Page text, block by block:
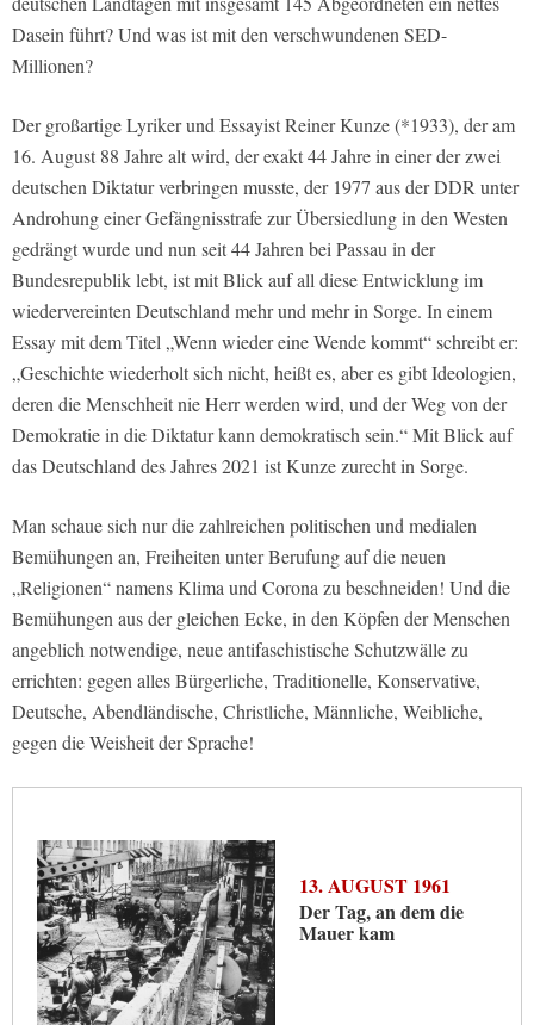
Dasein führt? Und was ist mit den verschwundenen SED-
Millionen?
Der großartige Lyriker und Essayist Reiner Kunze (*1933), der am
16. August 88 Jahre alt wird, der exakt 44 Jahre in einer der zwei
deutschen Diktatur verbringen musste, der 1977 aus der DDR unter
Androhung einer Gefängnisstrafe zur Übersiedlung in den Westen
gedrängt wurde und nun seit 44 Jahren bei Passau in der
Bundesrepublik lebt, ist mit Blick auf all diese Entwicklung im
wiedervereinten Deutschland mehr und mehr in Sorge. In einem
Essay mit dem Titel „Wenn wieder eine Wende kommt“ schreibt er:
„Geschichte wiederholt sich nicht, heißt es, aber es gibt Ideologien,
deren die Menschheit nie Herr werden wird, und der Weg von der
Demokratie in die Diktatur kann demokratisch sein.“ Mit Blick auf
das Deutschland des Jahres 2021 ist Kunze zurecht in Sorge.
Man schaue sich nur die zahlreichen politischen und medialen
Bemühungen an, Freiheiten unter Berufung auf die neuen
„Religionen“ namens Klima und Corona zu beschneiden! Und die
Bemühungen aus der gleichen Ecke, in den Köpfen der Menschen
angeblich notwendige, neue antifaschistische Schutzwälle zu
errichten: gegen alles Bürgerliche, Traditionelle, Konservative,
Deutsche, Abendländische, Christliche, Männliche, Weibliche,
gegen die Weisheit der Sprache!
13. AUGUST 1961
Der Tag, an dem die
Mauer kam